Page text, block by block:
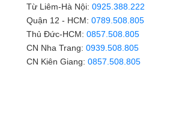
Từ Liêm-Hà Nội:0925.388.222
Quận 12 - HCM:0789.508.805
Thủ Đức-HCM:0857.508.805
CN Nha Trang:0939.508.805
CN Kiên Giang:0857.508.805